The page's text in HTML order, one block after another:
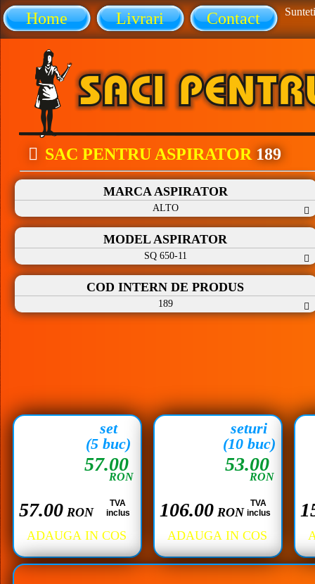
Home Livrari Contact
SAC PENTRU ASPIRATOR 189
MARCA ASPIRATOR
ALTO
MODEL ASPIRATOR
SQ 650-11
COD INTERN DE PRODUS
189
57.00
RON
57.00 RON
TVA
inclus
set
(5 buc)
53.00
RON
106.00 RON
TVA
inclus
seturi
(10 buc)